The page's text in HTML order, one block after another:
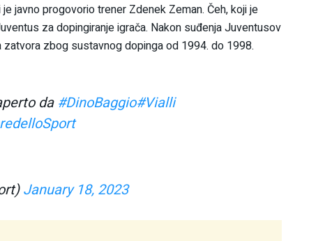
javno progovorio trener Zdenek Zeman. Čeh, koji je
za dopingiranje igrača. Nakon suđenja Juventusov
zbog sustavnog dopinga od 1994. do 1998.
da #DinoBaggio#Vialli
January 18, 2023